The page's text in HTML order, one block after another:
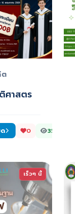
ศาสตร
0 352
เร็วๆ นี้